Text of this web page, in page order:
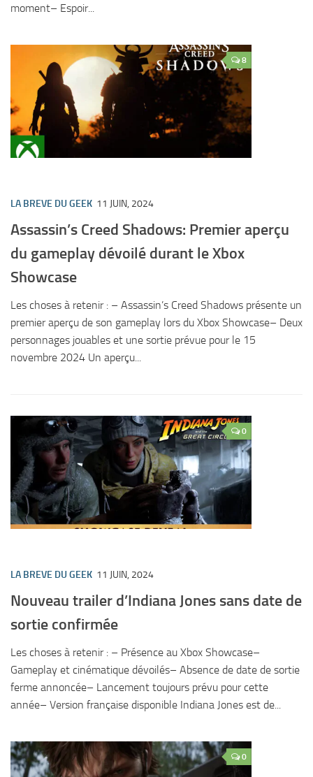
moment– Espoir...
8
LA BREVE DU GEEK 11 JUIN, 2024
Assassin’s Creed Shadows: Premier aperçu
du gameplay dévoilé durant le Xbox
Showcase
Les choses à retenir : – Assassin’s Creed Shadows présente un
premier aperçu de son gameplay lors du Xbox Showcase– Deux
personnages jouables et une sortie prévue pour le 15
novembre 2024 Un aperçu...
0
LA BREVE DU GEEK 11 JUIN, 2024
Nouveau trailer d’Indiana Jones sans date de
sortie confirmée
Les choses à retenir : – Présence au Xbox Showcase–
Gameplay et cinématique dévoilés– Absence de date de sortie
ferme annoncée– Lancement toujours prévu pour cette
année– Version française disponible Indiana Jones est de...
0